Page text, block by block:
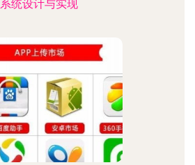
系统设计与实现